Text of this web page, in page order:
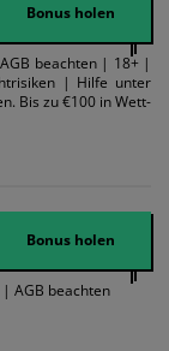
Bonus holen
beachten | 18+ |
| Hilfe unter
Bis zu €100 in Wett-
Einzahlung in
Wert platzieren
Der Bonus-
werden, jedoch
Bonus holen
AGB beachten